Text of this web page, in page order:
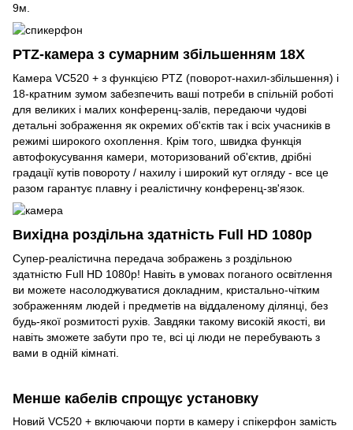
9м.
PTZ-камера з сумарним збільшенням 18X
Камера VC520 + з функцією PTZ (поворот-нахил-збільшення) і
18-кратним зумом забезпечить ваші потреби в спільній роботі
для великих і малих конференц-залів, передаючи чудові
детальні зображення як окремих об'єктів так і всіх учасників в
режимі широкого охоплення. Крім того, швидка функція
автофокусування камери, моторизований об'єктив, дрібні
градації кутів повороту / нахилу і широкий кут огляду - все це
разом гарантує плавну і реалістичну конференц-зв'язок.
Вихідна роздільна здатність Full HD 1080p
Супер-реалістична передача зображень з роздільною
здатністю Full HD 1080p! Навіть в умовах поганого освітлення
ви можете насолоджуватися докладним, кристально-чітким
зображенням людей і предметів на віддаленому ділянці, без
будь-якої розмитості рухів. Завдяки такому високій якості, ви
навіть зможете забути про те, всі ці люди не перебувають з
вами в одній кімнаті.
Менше кабелів спрощує установку
Новий VC520 + включаючи порти в камеру і спікерфон замість